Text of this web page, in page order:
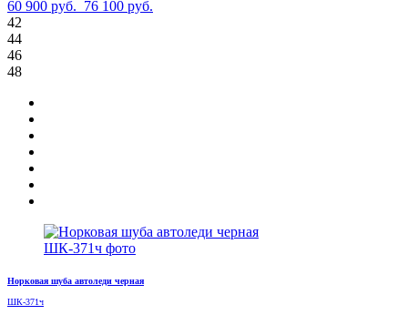
60 900 руб. 76 100 руб.
42
44
46
48
Норковая шуба автоледи черная
ШК-371ч